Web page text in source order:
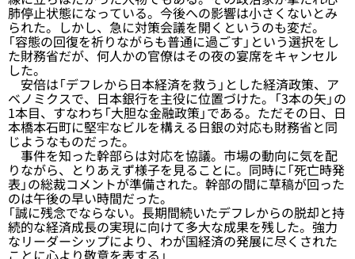
肺停止状態になっている。今後への影響は小さくないとみ
られた。しかし、急に対策会議を開くというのも変だ。
「容態の回復を祈りながらも普通に過ごす」という選択をし
た財務省だが、何人かの官僚はその夜の宴席をキャンセル
した。
安倍は「デフレから日本経済を救う」とした経済政策、ア
ベノミクスで、日本銀行を主役に位置づけた。「3本の矢」の
1本目、すなわち「大胆な金融政策」である。ただその日、日
本橋本石町に堅牢なビルを構える日銀の対応も財務省と同
じようなものだった。
事件を知った幹部らは対応を協議。市場の動向に気を配
りながら、とりあえず様子を見ることに。同時に「死亡時発
表」の総裁コメントが準備された。幹部の間に草稿が回った
のは午後の早い時間だった。
「誠に残念でならない。長期間続いたデフレからの脱却と持
続的な経済成長の実現に向けて多大な成果を残した。強力
なリーダーシップにより、わが国経済の発展に尽くされた
ことに心より敬意を表する」